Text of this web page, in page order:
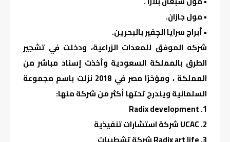
• مول جازان.
• أبراج سرايا الچفير بالبحرين.
شركه الموفق للمعدات الزراعية، ودخلت في تشجير
الطرق بالمملكة السعودية وأخذت إسناد مباشر من
المملكة ، ومؤخرًا مصر في 2018 نزلت باسم مجموعة
السلمانية ويندرج تحتها أكثر من شركة منها:
1. Radix development
2. UCAC شركة استشارات تنفيذية